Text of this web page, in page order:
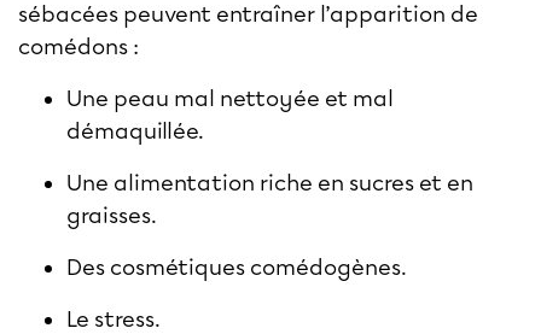
sébacées peuvent entraîner l’apparition de
comédons :
Une peau mal nettoyée et mal
démaquillée.
Une alimentation riche en sucres et en
graisses.
Des cosmétiques comédogènes.
Le stress.